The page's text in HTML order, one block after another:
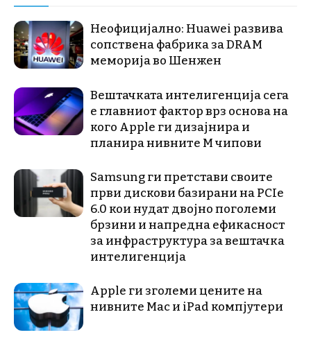
Неофицијално: Huawei развива
сопствена фабрика за DRAM
меморија во Шенжен
Вештачката интелигенција сега
е главниот фактор врз основа на
кого Apple ги дизајнира и
планира нивните М чипови
Samsung ги претстави своите
први дискови базирани на PCIe
6.0 кои нудат двојно поголеми
брзини и напредна ефикасност
за инфраструктура за вештачка
интелигенција
Apple ги зголеми цените на
нивните Mac и iPad компјутери